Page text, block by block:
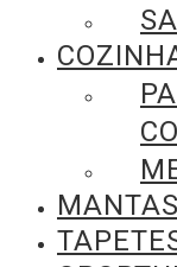
MANTAS